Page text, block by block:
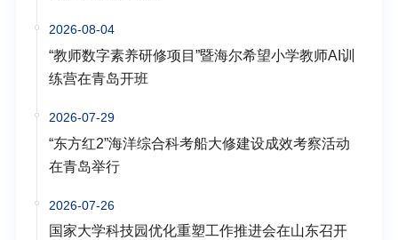
2026-08-04
“教师数字素养研修项目”暨海尔希望小学教师AI训
练营在青岛开班
2026-07-29
“东方红2”海洋综合科考船大修建设成效考察活动
在青岛举行
2026-07-26
国家大学科技园优化重塑工作推进会在山东召开